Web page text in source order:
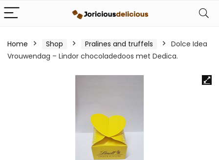
Home Shop Pralines and truffels
Dolce Idea
Vrouwendag – Lindor chocoladedoos met Dedica.